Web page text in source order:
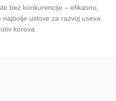
bez konkurencije – efikasno,
uslove za razvoj useva
korova.